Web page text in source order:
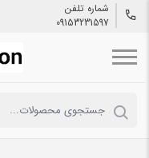
شماره تلفن
09153231597